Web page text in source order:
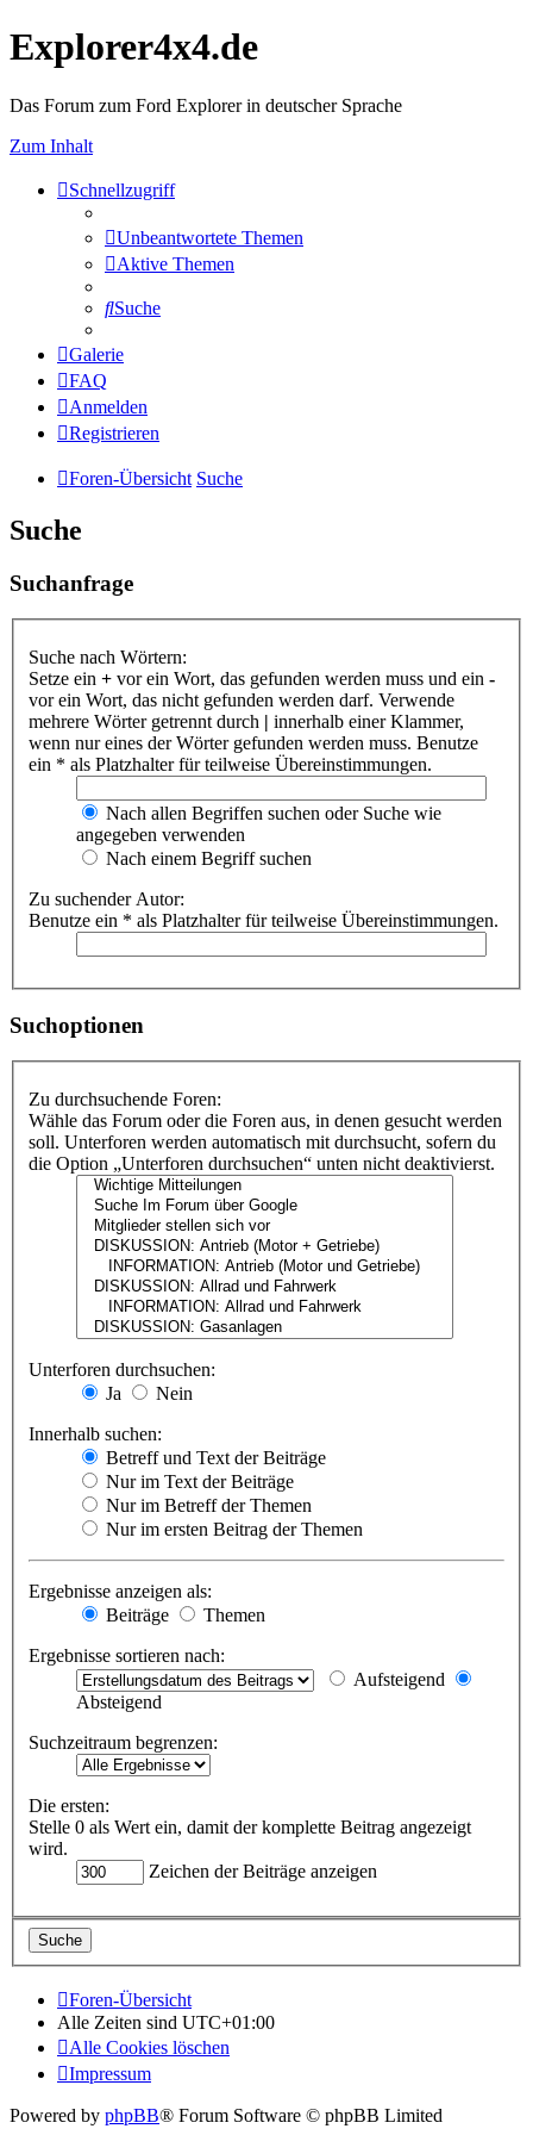
Explorer4x4.de
Das Forum zum Ford Explorer in deutscher Sprache
Zum Inhalt
Schnellzugriff
Unbeantwortete Themen
Aktive Themen
Suche
Galerie
FAQ
Anmelden
Registrieren
Foren-Übersicht Suche
Suche
Suchanfrage
Suche nach Wörtern:
Setze ein + vor ein Wort, das gefunden werden muss und ein -
vor ein Wort, das nicht gefunden werden darf. Verwende
mehrere Wörter getrennt durch | innerhalb einer Klammer,
wenn nur eines der Wörter gefunden werden muss. Benutze
ein * als Platzhalter für teilweise Übereinstimmungen.
Nach allen Begriffen suchen oder Suche wie
angegeben verwenden
Nach einem Begriff suchen
Zu suchender Autor:
Benutze ein * als Platzhalter für teilweise Übereinstimmungen.
Suchoptionen
Zu durchsuchende Foren:
Wähle das Forum oder die Foren aus, in denen gesucht werden
soll. Unterforen werden automatisch mit durchsucht, sofern du
die Option „Unterforen durchsuchen“ unten nicht deaktivierst.
Unterforen durchsuchen:
Ja
Nein
Innerhalb suchen:
Betreff und Text der Beiträge
Nur im Text der Beiträge
Nur im Betreff der Themen
Nur im ersten Beitrag der Themen
Ergebnisse anzeigen als:
Beiträge
Themen
Ergebnisse sortieren nach:
Aufsteigend
Absteigend
Suchzeitraum begrenzen:
Die ersten:
Stelle 0 als Wert ein, damit der komplette Beitrag angezeigt
wird.
Zeichen der Beiträge anzeigen
Foren-Übersicht
Alle Zeiten sind UTC+01:00
Alle Cookies löschen
Impressum
Powered by phpBB® Forum Software © phpBB Limited